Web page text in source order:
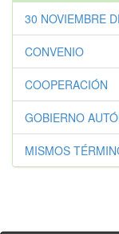
30 NOVIEMBRE
CONVENIO
COOPERACIÓN
GOBIERNO
MISMOS